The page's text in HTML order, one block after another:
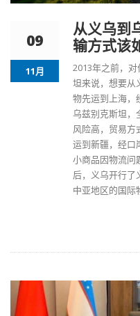
09
11月
从义乌到
输方式该
2013年之前，
坦来说，想要从
物先运到上海，
乌兹别克斯坦，
风险高，贸易方
运到新疆，经口
小商品因物流问
后，义乌开行了
中亚地区的国际